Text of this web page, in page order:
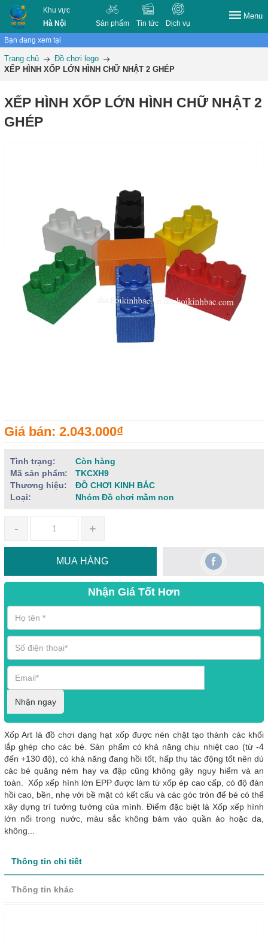
Khu vực
Hà Nội
Sản phẩm Tin tức Dịch vụ
Menu
Bạn đang xem tại
Trang chủ
Đồ chơi lego
XẾP HÌNH XỐP LỚN HÌNH CHỮ NHẬT 2 GHÉP
XẾP HÌNH XỐP LỚN HÌNH CHỮ NHẬT 2
GHÉP
Giá bán: 2.043.000₫
Tình trạng:
Còn hàng
Mã sản phẩm:
TKCXH9
Thương hiệu:
ĐỒ CHƠI KINH BẮC
Loại:
Nhóm Đồ chơi mầm non
- +
MUA HÀNG
Nhận Giá Tốt Hơn
Nhận ngay
Xốp Art là đồ chơi dạng hạt xốp được nén chặt tạo thành các khối
lắp ghép cho các bé. Sản phẩm có khả năng chịu nhiệt cao (từ -4
đến +130 độ), có khả năng đang hồi tốt, hấp thụ tác động tốt nên dù
các bé quăng ném hay va đập cũng không gây nguy hiểm và an
toàn. Xốp xếp hình lớn EPP được làm từ xốp ép cao cấp, có độ đàn
hồi cao, bền, nhẹ với bề mặt có kết cấu và các góc tròn để bé có thể
xây dựng trí tưởng tưởng của mình. Điểm đặc biệt là Xốp xếp hình
lớn nổi trong nước, màu sắc không bám vào quần áo hoặc da,
không...
Thông tin chi tiết
Thông tin khác